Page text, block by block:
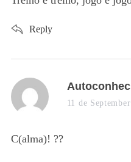
Reply
s
a
11 de
C(alma)! ??